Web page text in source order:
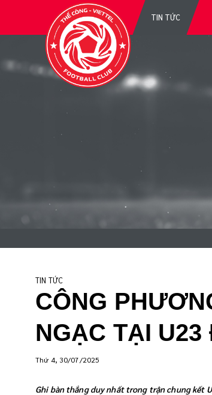
TIN TỨC
TIN TỨC
CÔNG
NGẠC TẠI
Thứ 4, 30/07/2025
Ghi bàn thắng duy nhất trong trận chung kết